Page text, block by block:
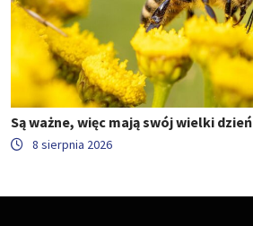
Są ważne, więc mają swój wielki dzień
8 sierpnia 2026